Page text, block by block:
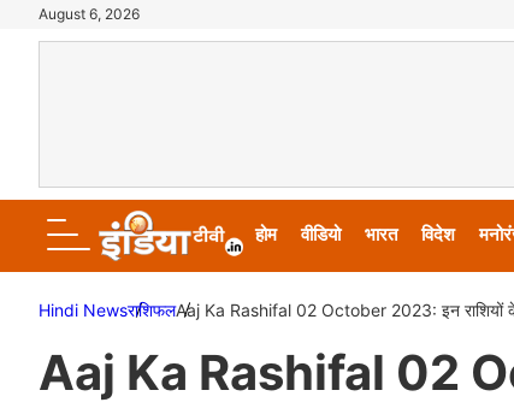
August 6, 2026
होम वीडियो भारत विदेश
Hindi NewsराशिफलAaj Ka Rashifal 02 October 2023: इन राशियों के
Aaj Ka Rashifal 02